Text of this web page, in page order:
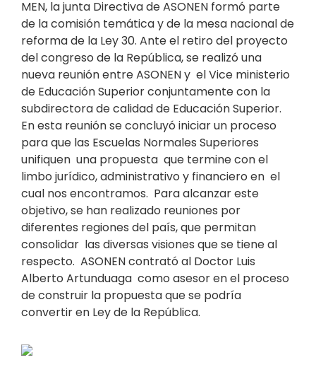
MEN, la junta Directiva de ASONEN formó parte
de la comisión temática y de la mesa nacional de
reforma de la Ley 30. Ante el retiro del proyecto
del congreso de la República, se realizó una
nueva reunión entre ASONEN y el Vice ministerio
de Educación Superior conjuntamente con la
subdirectora de calidad de Educación Superior.
En esta reunión se concluyó iniciar un proceso
para que las Escuelas Normales Superiores
unifiquen una propuesta que termine con el
limbo jurídico, administrativo y financiero en el
cual nos encontramos. Para alcanzar este
objetivo, se han realizado reuniones por
diferentes regiones del país, que permitan
consolidar las diversas visiones que se tiene al
respecto. ASONEN contrató al Doctor Luis
Alberto Artunduaga como asesor en el proceso
de construir la propuesta que se podría
convertir en Ley de la República.